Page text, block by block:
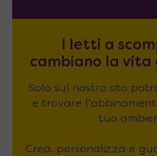
I letti a
cambiano la vita
Solo sul nostro sito
e trovare
tuo
Crea, personalizza e